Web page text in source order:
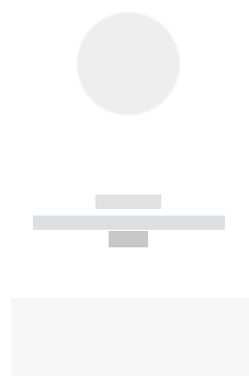
------------
----------- ----------- -----------